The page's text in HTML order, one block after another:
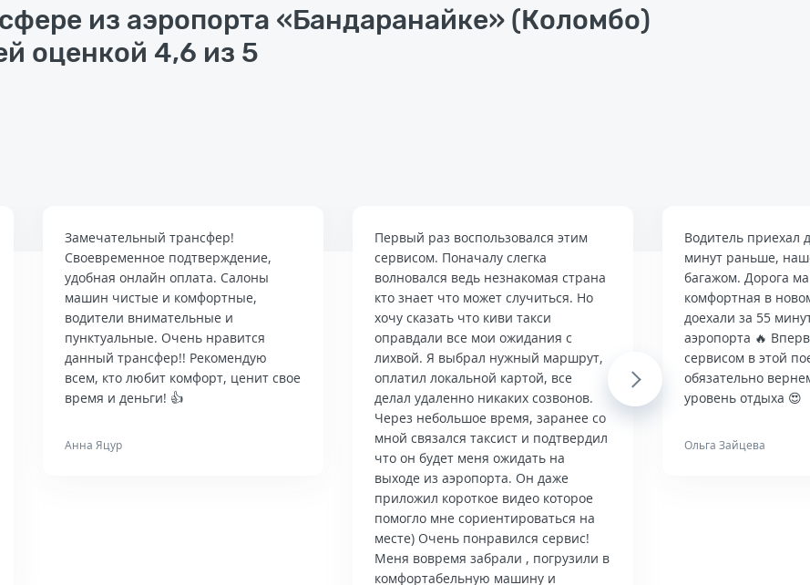
из аэропорта «Бандаранайке» (Коломбо)
оценкой 4,6 из 5
Замечательный трансфер!
Своевременное подтверждение,
удобная онлайн оплата. Салоны
машин чистые и комфортные,
водители внимательные и
пунктуальные. Очень нравится
данный трансфер!! Рекомендую
всем, кто любит комфорт, ценит свое
время и деньги! 👍
Анна Яцур
Первый раз воспользовался этим
сервисом. Поначалу слегка
волновался ведь незнакомая страна
кто знает что может случиться. Но
хочу сказать что киви такси
оправдали все мои ожидания с
лихвой. Я выбрал нужный маршрут,
оплатил локальной картой, все
делал удаленно никаких созвонов.
Через небольшое время, заранее со
мной связался таксист и подтвердил
что он будет меня ожидать на
выходе из аэропорта. Он даже
приложил короткое видео которое
помогло мне сориентироваться на
месте) Очень понравился сервис!
Меня вовремя забрали , погрузили в
комфортабельную машину и
Водитель приехал
минут раньше,
багажом. Дорога
комфортная в
доехали за 55
аэропорта 🔥
сервисом в этой
обязательно
уровень отдыха 😍
Ольга Зайцева
Next